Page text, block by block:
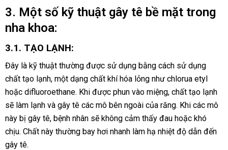
3. Một số kỹ thuật gây tê bề mặt trong
nha khoa:
3.1. TẠO LẠNH:
Đây là kỹ thuật thường được sử dụng bằng cách sử dụng
chất tạo lạnh, một dạng chất khí hóa lỏng như chlorua etyl
hoặc difluoroethane. Khi được phun vào miệng, chất tạo lạnh
sẽ làm lạnh và gây tê các mô bên ngoài của răng. Khi các mô
này bị gây tê, bệnh nhân sẽ không cảm thấy đau hoặc khó
chịu. Chất này thường bay hơi nhanh làm hạ nhiệt độ dẫn đến
gây tê.